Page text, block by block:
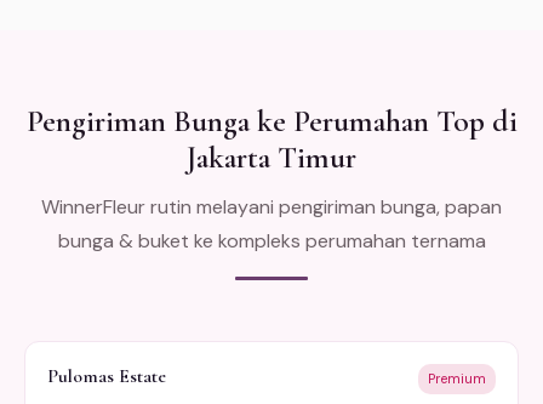
Pengiriman Bunga ke Perumahan Top di
Jakarta Timur
WinnerFleur rutin melayani pengiriman bunga, papan
bunga & buket ke kompleks perumahan ternama
Pulomas Estate Premium